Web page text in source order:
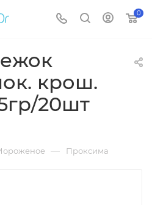
0
крош.
20шт
— Проксима